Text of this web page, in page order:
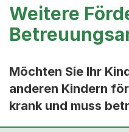
Weitere
Möchten Sie Ihr
anderen Kindern
krank und muss